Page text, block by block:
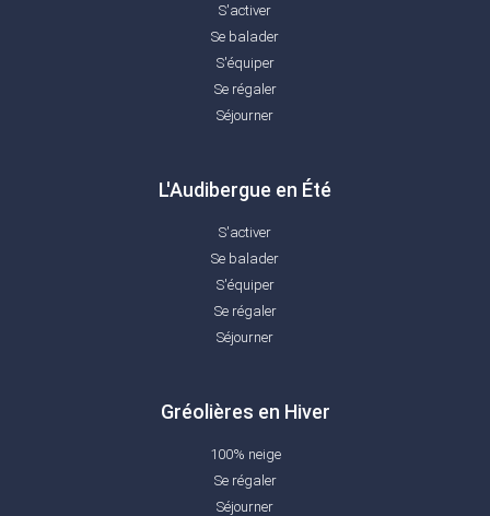
S'activer
Se balader
S'équiper
Se régaler
Séjourner
L'Audibergue en Été
S'activer
Se balader
S'équiper
Se régaler
Séjourner
Gréolières en Hiver
100% neige
Se régaler
Séjourner